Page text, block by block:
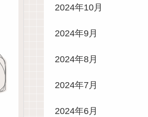
2024年10月
2024年9月
2024年8月
2024年7月
2024年6月